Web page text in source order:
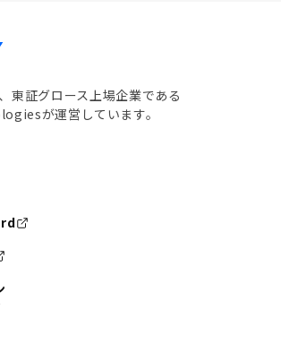
東証グロース上場企業である
が運営しています。